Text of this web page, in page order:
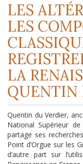
LES
LES
LA
QUENTIN
Quentin du Verdier,
National Supérieur
partage ses
Point d’Orgue sur les
d’autre part sur